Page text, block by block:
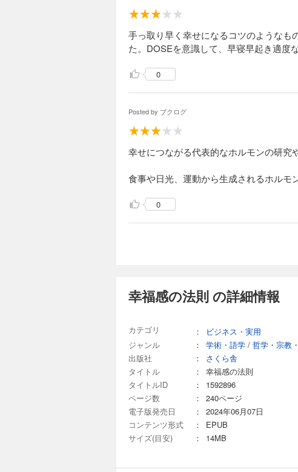
手っ取り早く幸せになるコツのようなも
た。DOSEを意識して、早寝早起き適度
0
Posted by ブクログ
幸せにつながる代表的なホルモンの研究
食事や日光、運動から生成されるホルモ
0
幸福感の法則 の詳細情報
カテゴリ ：
ビジネス・実用
ジャンル
： 学術・語学 / 哲学・宗教
出版社
：
さくら舎
タイトル
：
幸福感の法則
タイトルID
：
1592896
ページ数
：
240ページ
電子版発売日
：
2024年06月07日
コンテンツ形式
：
EPUB
サイズ(目安)
： 14MB